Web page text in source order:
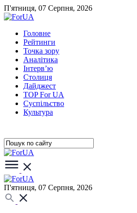
П'ятниця, 07 Серпня, 2026
Головне
Рейтинги
Точка зору
Аналітика
Інтерв’ю
Столиця
Дайджест
TOP For UA
Суспiльство
Культура
П'ятниця, 07 Серпня, 2026